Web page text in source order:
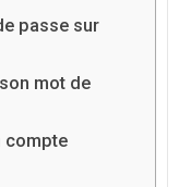
passe sur
mot de
compte